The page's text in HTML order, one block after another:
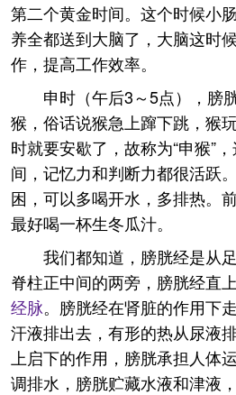
第二个黄金时间。这个时候小
养全都送到大脑了，大脑这时
作，提高工作效率。
申时（午后3～5点），膀
猴，俗话说猴急上蹿下跳，猴
时就要安歇了，故称为“申猴”
间，记忆力和判断力都很活跃
困，可以多喝开水，多排热。
最好喝一杯生冬瓜汁。
我们都知道，膀胱经是从
脊柱正中间的两旁，膀胱经直
经脉。膀胱经在肾脏的作用下
汗液排出去，有形的热从尿液
上启下的作用，膀胱承担人体
调排水，膀胱贮藏水液和津液